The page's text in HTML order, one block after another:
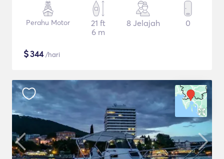
Perahu Motor
21 ft
6 m
8 Jelajah 0
$344/hari